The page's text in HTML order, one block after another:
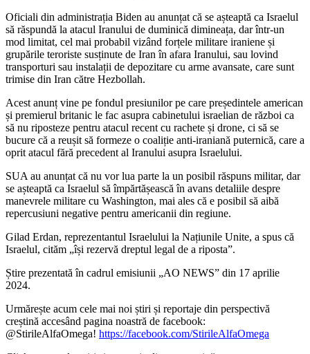
Oficiali din administrația Biden au anunțat că se așteaptă ca Israelul
să răspundă la atacul Iranului de duminică dimineața, dar într-un
mod limitat, cel mai probabil vizând forțele militare iraniene și
grupările teroriste susținute de Iran în afara Iranului, sau lovind
transporturi sau instalații de depozitare cu arme avansate, care sunt
trimise din Iran către Hezbollah.
Acest anunț vine pe fondul presiunilor pe care președintele american
și premierul britanic le fac asupra cabinetului israelian de război ca
să nu riposteze pentru atacul recent cu rachete și drone, ci să se
bucure că a reușit să formeze o coaliție anti-iraniană puternică, care a
oprit atacul fără precedent al Iranului asupra Israelului.
SUA au anunțat că nu vor lua parte la un posibil răspuns militar, dar
se așteaptă ca Israelul să împărtășească în avans detaliile despre
manevrele militare cu Washington, mai ales că e posibil să aibă
repercusiuni negative pentru americanii din regiune.
Gilad Erdan, reprezentantul Israelului la Națiunile Unite, a spus că
Israelul, cităm „își rezervă dreptul legal de a riposta”.
Știre prezentată în cadrul emisiunii „AO NEWS” din 17 aprilie
2024.
Urmărește acum cele mai noi știri și reportaje din perspectivă
creștină accesând pagina noastră de facebook:
@StirileAlfaOmega! https://facebook.com/StirileAlfaOmega